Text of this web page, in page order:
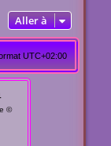
Aller à
UTC+02:00
©